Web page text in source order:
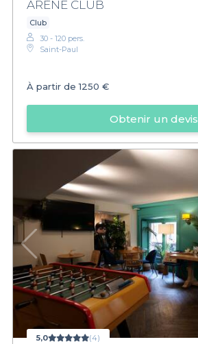
ARÈNE CLUB
Club
30 - 120 pers.
Saint-Paul
À partir de1250 €
Obtenir un devis
5,0 (4)